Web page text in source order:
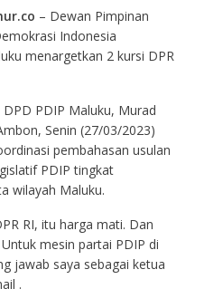
– Dewan Pimpinan
Indonesia
menargetkan 2 kursi DPR
PDIP Maluku, Murad
Senin (27/03/2023)
pembahasan usulan
PDIP tingkat
wilayah Maluku.
RI, itu harga mati. Dan
mesin partai PDIP di
jawab saya sebagai ketua
.